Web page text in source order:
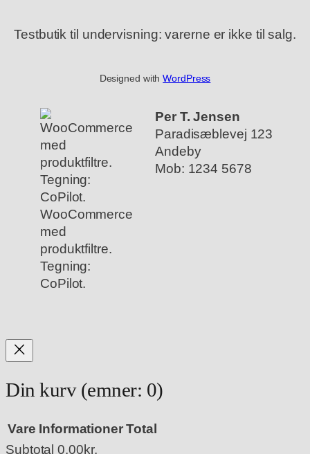
Testbutik til undervisning: varerne er ikke til salg.
Designed withWordPress
WooCommerce
med
produktfiltre.
Tegning:
CoPilot.
Per T. Jensen
Paradisæblevej 123
Andeby
Mob: 1234 5678
Din kurv (emner: 0)
Vare Informationer Total
Subtotal0.00kr.